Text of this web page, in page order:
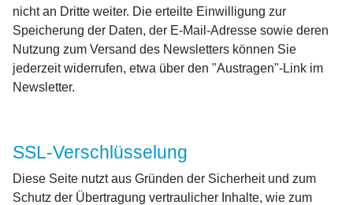
nicht an Dritte weiter. Die erteilte Einwilligung zur
Speicherung der Daten, der E-Mail-Adresse sowie deren
Nutzung zum Versand des Newsletters können Sie
jederzeit widerrufen, etwa über den "Austragen"-Link im
Newsletter.
SSL-Verschlüsselung
Diese Seite nutzt aus Gründen der Sicherheit und zum
Schutz der Übertragung vertraulicher Inhalte, wie zum